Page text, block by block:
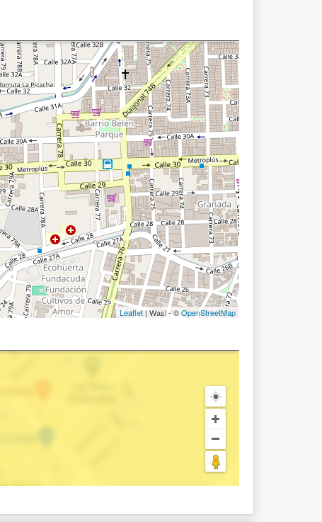
Leaflet| Wasi - ©OpenStreetMap